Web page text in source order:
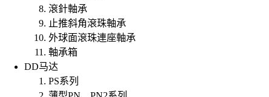
滾針軸承
止推斜角滾珠軸承
外球面滾珠連座軸承
軸承箱
DD马达
PS系列